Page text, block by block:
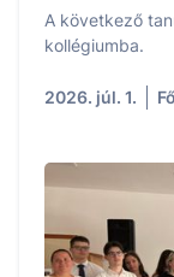
A következő
kollégiumba.
2026. júl. 1.